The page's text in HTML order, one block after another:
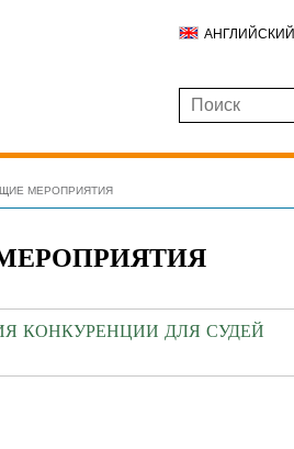
АНГЛИЙСКИЙ
МЕРОПРИЯТИЯ
КОНКУРЕНЦИИ ДЛЯ СУДЕЙ